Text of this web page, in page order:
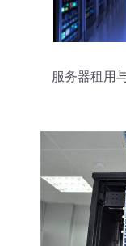
服务器租用